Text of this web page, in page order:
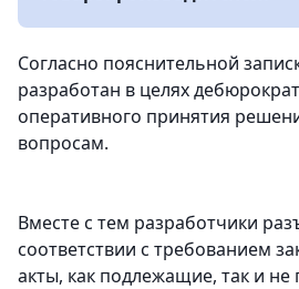
Согласно пояснительной
разработан в целях
оперативного принятия
вопросам.
Вместе с тем разработчики
соответствии с требованием
акты, как подлежащие, так и